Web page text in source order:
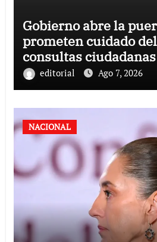
Gobierno abre la
prometen cuidado
consultas ciudadanas
editorial Ago 7, 2026
NACIONAL